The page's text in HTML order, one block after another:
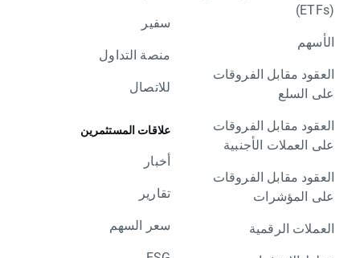
(ETFs)
الأسهم
العقود مقابل الفروقات
على السلع
العقود مقابل الفروقات
على العملات الأجنبية
العقود مقابل الفروقات
على المؤشرات
العملات الرقمية
سفير
منصة التداول
للاتصال
علاقات المستثمرين
أخبار
تقارير
سعر السهم